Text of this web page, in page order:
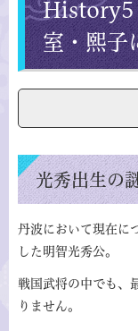
文
History5
室・熙子
光秀出生の
丹波において現在に
した明智光秀公。
戦国武将の中でも、
りません。